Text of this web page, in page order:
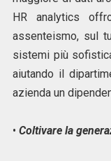
HR analytics
assenteismo, sul
sistemi più
aiutando il
azienda un
• Coltivare la